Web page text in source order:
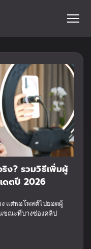
ง? รวมวิธีเพิ่มผู้
ดตปี 2026
แต่พอโพสต์ไปยอดผู้
ขณะที่บางช่องคลิป